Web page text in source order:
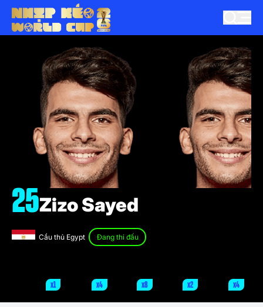
Cầu thủ Egypt Đang thi đấu
25Zizo Sayed
x1 x4 x8 x2 x4